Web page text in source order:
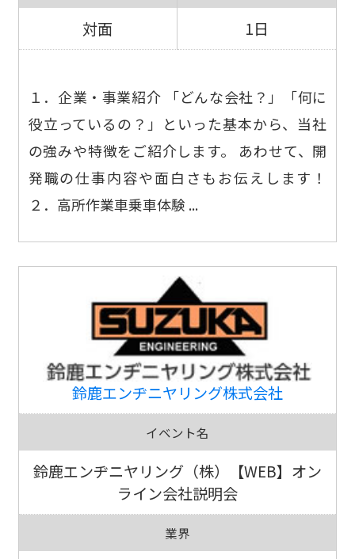
対面 1日
１．企業・事業紹介 「どんな会社？」「何に
役立っているの？」といった基本から、当社
の強みや特徴をご紹介します。 あわせて、開
発職の仕事内容や面白さもお伝えします！
２．高所作業車乗車体験 ...
鈴鹿エンヂニヤリング株式会社
イベント名
鈴鹿エンヂニヤリング（株）【WEB】オン
ライン会社説明会
業界